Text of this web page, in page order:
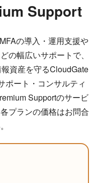
Support
の導入・運用支援や
の幅広いサポートで、
資産を守るCloudGate
ポート・コンサルティ
Supportのサービ
各プランの価格はお問合